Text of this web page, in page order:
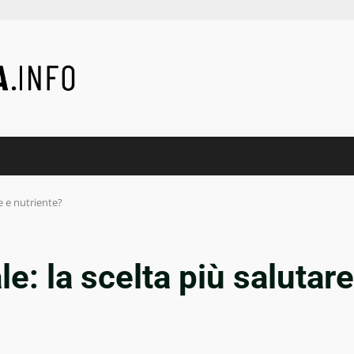
e nutriente?
la scelta più salutare